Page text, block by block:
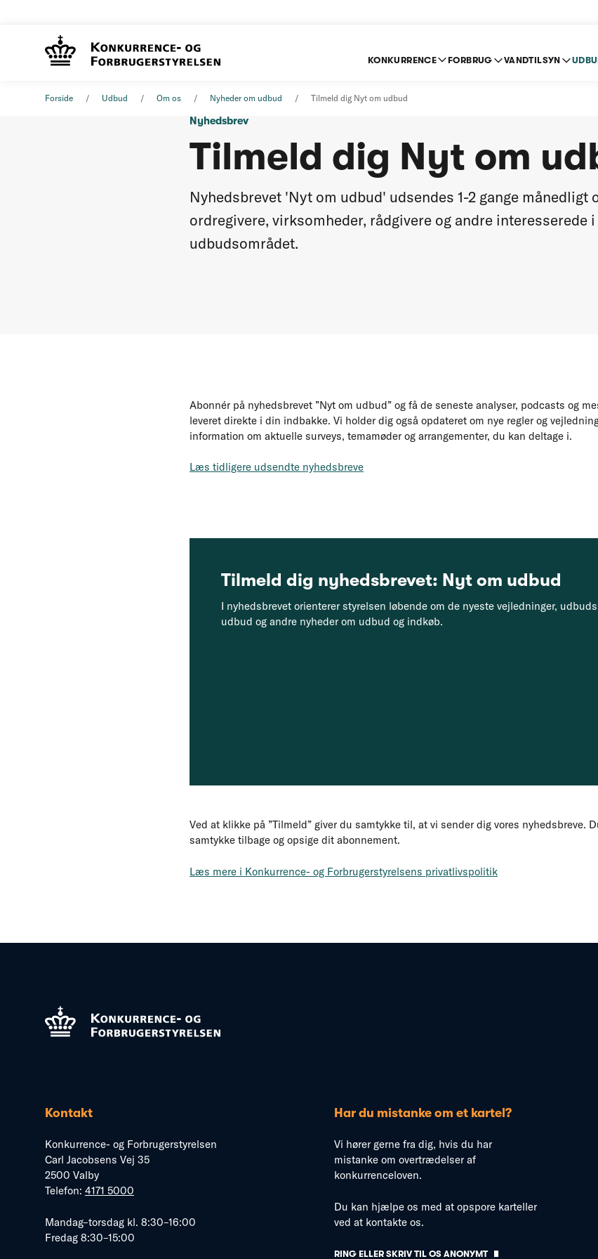
KONKURRENCE FORBRUG VANDTILSYN
Forside Udbud Om os Nyheder om udbud Tilmeld dig Nyt om udbud
Nyhedsbrev
Tilmeld dig Nyt om
Nyhedsbrevet 'Nyt om udbud' udsendes 1-2 gange månedligt
ordregivere, virksomheder, rådgivere og andre interesserede
udbudsområdet.
Abonnér på nyhedsbrevet ”Nyt om udbud” og få de seneste analyser, podcasts og
leveret direkte i din indbakke. Vi holder dig også opdateret om nye regler og
information om aktuelle surveys, temamøder og arrangementer, du kan deltage i.
Læs tidligere udsendte nyhedsbreve
Tilmeld dig nyhedsbrevet: Nyt om udbud
I nyhedsbrevet orienterer styrelsen løbende om de nyeste vejledninger,
udbud og andre nyheder om udbud og indkøb.
Ved at klikke på ”Tilmeld” giver du samtykke til, at vi sender dig vores nyhedsbreve.
samtykke tilbage og opsige dit abonnement.
Læs mere i Konkurrence- og Forbrugerstyrelsens privatlivspolitik
Kontakt
Konkurrence- og Forbrugerstyrelsen
Carl Jacobsens Vej 35
2500 Valby
Telefon: 4171 5000
Mandag–torsdag kl. 8:30–16:00
Fredag 8:30–15:00
Har du mistanke om et kartel?
Vi hører gerne fra dig, hvis du har
mistanke om overtrædelser af
konkurrenceloven.
Du kan hjælpe os med at opspore karteller
ved at kontakte os.
RING ELLER SKRIV TIL OS ANONYMT